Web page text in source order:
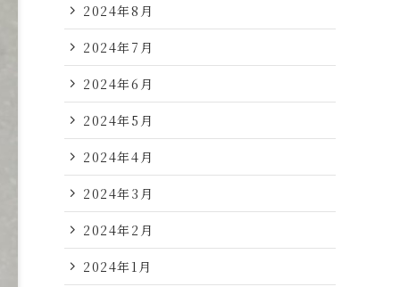
2024年8月
2024年7月
2024年6月
2024年5月
2024年4月
2024年3月
2024年2月
2024年1月